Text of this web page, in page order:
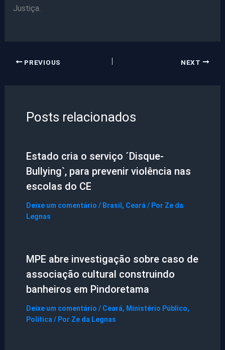
Justiça.
PREVIOUS NEXT
Posts relacionados
Estado cria o serviço ´Disque-
Bullying`, para prevenir violência nas
escolas do CE
Deixe um comentário / Brasil , Ceará/ Por Ze da
Legnas
MPE abre investigação sobre caso de
associação cultural construindo
banheiros em Pindoretama
Deixe um comentário / Ceará, Ministério Público,
Política/ Por Ze da Legnas